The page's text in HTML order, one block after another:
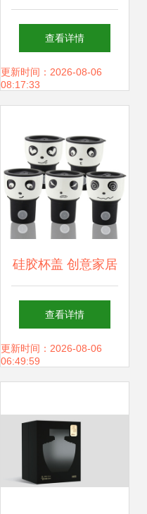
计中持续迸发灵感
查看详情
更新时间：2026-08-06
08:17:33
硅胶杯盖 创意家居
的时尚点缀与品牌
营销的巧妙媒介
查看详情
更新时间：2026-08-06
06:49:59